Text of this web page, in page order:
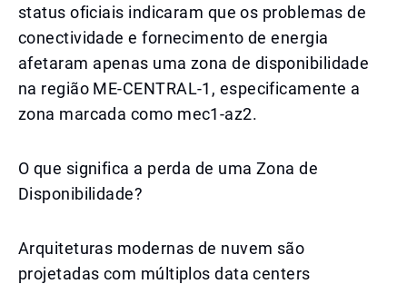
status oficiais indicaram que os problemas de
conectividade e fornecimento de energia
afetaram apenas uma zona de disponibilidade
na região ME-CENTRAL-1, especificamente a
zona marcada como mec1-az2.
O que significa a perda de uma Zona de
Disponibilidade?
Arquiteturas modernas de nuvem são
projetadas com múltiplos data centers